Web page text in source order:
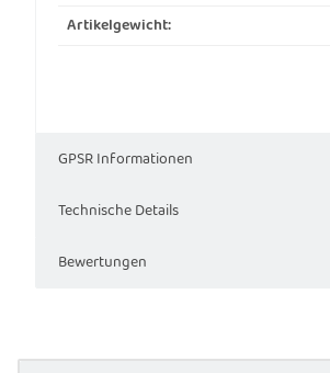
Artikelgewicht:
GPSR Informationen
Technische Details
Bewertungen